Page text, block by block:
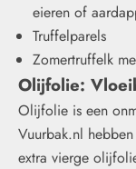
eieren of
Truffelparels
Zomertruffelk
Olijfolie:
Olijfolie is een
Vuurbak.nl
extra vierge